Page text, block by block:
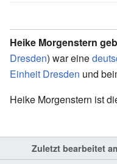
Heike Morgenstern
Dresden) war eine
Einheit Dresden und
Heike Morgenstern ist
Zuletzt bearbeitet